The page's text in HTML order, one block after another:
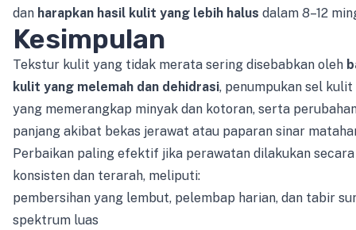
dan harapkan hasil kulit yang lebih halus dalam 8–12
Kesimpulan
Tekstur kulit yang tidak merata sering disebabkan oleh
kulit yang melemah dan dehidrasi, penumpukan sel
yang memerangkap minyak dan kotoran, serta
panjang akibat bekas jerawat atau paparan sinar
Perbaikan paling efektif jika perawatan dilakukan secara
konsisten dan terarah, meliputi:
pembersihan yang lembut, pelembap harian, dan tabir
spektrum luas